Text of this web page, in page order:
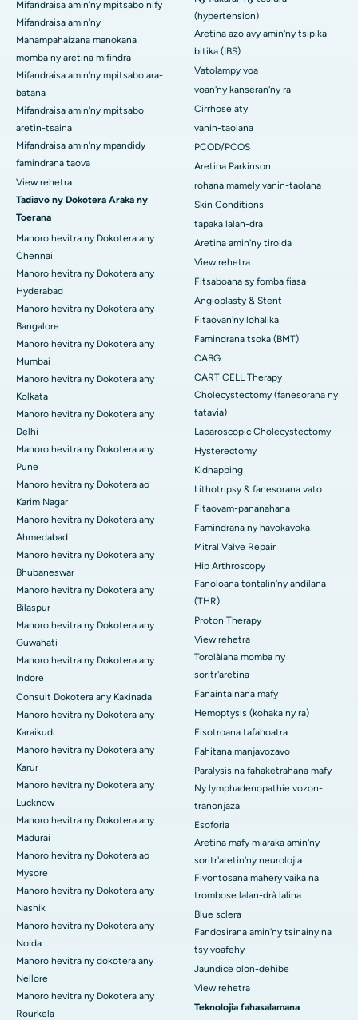
Mifandraisa amin'ny mpitsabo nify
Mifandraisa amin'ny
Manampahaizana manokana
momba ny aretina mifindra
Mifandraisa amin'ny mpitsabo ara-
batana
Mifandraisa amin'ny mpitsabo
aretin-tsaina
Mifandraisa amin'ny mpandidy
famindrana taova
View rehetra
Tadiavo ny Dokotera Araka ny
Toerana
Manoro hevitra ny Dokotera any
Chennai
Manoro hevitra ny Dokotera any
Hyderabad
Manoro hevitra ny Dokotera any
Bangalore
Manoro hevitra ny Dokotera any
Mumbai
Manoro hevitra ny Dokotera any
Kolkata
Manoro hevitra ny Dokotera any
Delhi
Manoro hevitra ny Dokotera any
Pune
Manoro hevitra ny Dokotera ao
Karim Nagar
Manoro hevitra ny Dokotera any
Ahmedabad
Manoro hevitra ny Dokotera any
Bhubaneswar
Manoro hevitra ny Dokotera any
Bilaspur
Manoro hevitra ny Dokotera any
Guwahati
Manoro hevitra ny Dokotera any
Indore
Consult Dokotera any Kakinada
Manoro hevitra ny Dokotera any
Karaikudi
Manoro hevitra ny Dokotera any
Karur
Manoro hevitra ny Dokotera any
Lucknow
Manoro hevitra ny Dokotera any
Madurai
Manoro hevitra ny Dokotera ao
Mysore
Manoro hevitra ny Dokotera any
Nashik
Manoro hevitra ny Dokotera any
Noida
Manoro hevitra ny dokotera any
Nellore
Manoro hevitra ny Dokotera any
Rourkela
(hypertension)
Aretina azo avy amin'ny tsipika
bitika (IBS)
Vatolampy voa
voan'ny kanseran'ny ra
Cirrhose aty
vanin-taolana
PCOD/PCOS
Aretina Parkinson
rohana mamely vanin-taolana
Skin Conditions
tapaka lalan-dra
Aretina amin'ny tiroida
View rehetra
Fitsaboana sy fomba fiasa
Angioplasty & Stent
Fitaovan'ny lohalika
Famindrana tsoka (BMT)
CABG
CART CELL Therapy
Cholecystectomy (fanesorana ny
tatavia)
Laparoscopic Cholecystectomy
Hysterectomy
Kidnapping
Lithotripsy & fanesorana vato
Fitaovam-pananahana
Famindrana ny havokavoka
Mitral Valve Repair
Hip Arthroscopy
Fanoloana tontalin'ny andilana
(THR)
Proton Therapy
View rehetra
Torolàlana momba ny
soritr'aretina
Fanaintainana mafy
Hemoptysis (kohaka ny ra)
Fisotroana tafahoatra
Fahitana manjavozavo
Paralysis na fahaketrahana mafy
Ny lymphadenopathie vozon-
tranonjaza
Esoforia
Aretina mafy miaraka amin'ny
soritr'aretin'ny neurolojia
Fivontosana mahery vaika na
trombose lalan-drà lalina
Blue sclera
Fandosirana amin'ny tsinainy na
tsy voafehy
Jaundice olon-dehibe
View rehetra
Teknolojia fahasalamana